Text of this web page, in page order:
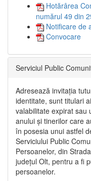
Hotărârea
numărul 49 din
Notificare de
Convocare
Serviciul Public
Adresează invitația
identitate, sunt titulari
valabilitate expirat sau
anului și tinerilor care
în posesia unui astfel
Serviciului Public
Persoanelor, din
județul Olt, pentru a fi
persoanelor.